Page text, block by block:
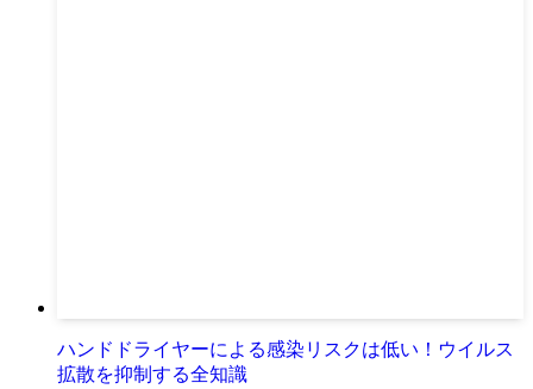
ハンドドライヤーによる感染リスクは低い！ウイルス
拡散を抑制する全知識